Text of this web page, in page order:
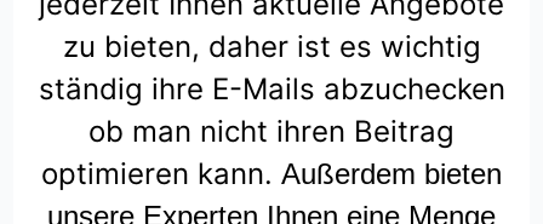
zu bieten, daher ist es wichtig
ständig ihre E-Mails abzuchecken
ob man nicht ihren Beitrag
optimieren kann. Außerdem bieten
unsere Experten Ihnen eine Menge